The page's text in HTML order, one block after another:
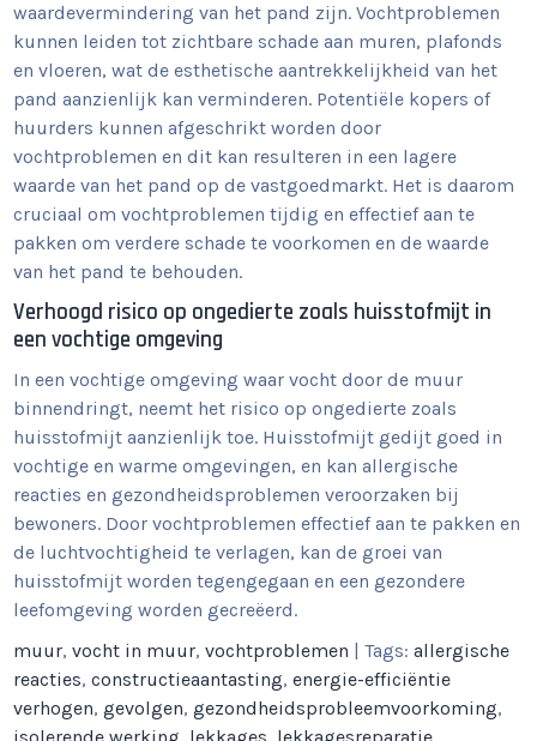
waardevermindering van het pand zijn. Vochtproblemen
kunnen leiden tot zichtbare schade aan muren, plafonds
en vloeren, wat de esthetische aantrekkelijkheid van het
pand aanzienlijk kan verminderen. Potentiële kopers of
huurders kunnen afgeschrikt worden door
vochtproblemen en dit kan resulteren in een lagere
waarde van het pand op de vastgoedmarkt. Het is daarom
cruciaal om vochtproblemen tijdig en effectief aan te
pakken om verdere schade te voorkomen en de waarde
van het pand te behouden.
Verhoogd risico op ongedierte zoals huisstofmijt in
een vochtige omgeving
In een vochtige omgeving waar vocht door de muur
binnendringt, neemt het risico op ongedierte zoals
huisstofmijt aanzienlijk toe. Huisstofmijt gedijt goed in
vochtige en warme omgevingen, en kan allergische
reacties en gezondheidsproblemen veroorzaken bij
bewoners. Door vochtproblemen effectief aan te pakken en
de luchtvochtigheid te verlagen, kan de groei van
huisstofmijt worden tegengegaan en een gezondere
leefomgeving worden gecreëerd.
muur,vocht in muur,vochtproblemen | Tags:allergische
reacties,constructieaantasting,energie-efficiëntie
verhogen,gevolgen,gezondheidsprobleemvoorkoming,